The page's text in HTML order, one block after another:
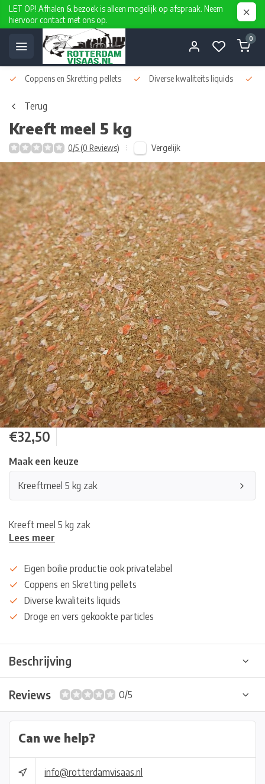
LET OP! Afhalen & bezoek is alleen mogelijk op afspraak. Neem
hiervoor contact met ons op.
0
Coppens en Skretting pellets Diverse kwaliteits liquids
Terug
Kreeft meel 5 kg
0/5 (0 Reviews) Vergelijk
€32,50
Maak een keuze
Kreeftmeel 5 kg zak
Kreeft meel 5 kg zak
Lees meer
Eigen boilie productie ook privatelabel
Coppens en Skretting pellets
Diverse kwaliteits liquids
Droge en vers gekookte particles
Beschrijving
Reviews 0/5
Can we help?
info@rotterdamvisaas.nl